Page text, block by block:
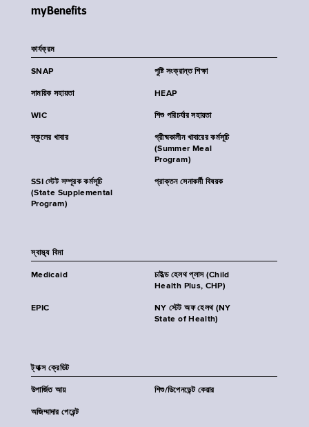
myBenefits
কার্যক্রম
SNAP পুষ্টি সংক্রান্ত শিক্ষা
সাময়িক সহায়তা HEAP
WIC শিশু পরিচর্যার সহায়তা
স্কুলের খাবার
গ্রীষ্মকালীন খাবারের কর্মসূচি
(Summer Meal
Program)
SSI স্টেট সম্পূরক কর্মসূচি
(State Supplemental
Program)
প্রাক্তন সেনাকর্মী বিষয়ক
স্বাস্থ্য বিমা
Medicaid
চাইল্ড হেলথ প্লাস (Child
Health Plus, CHP)
EPIC
NY স্টেট অফ হেলথ (NY
State of Health)
ট্যাক্স ক্রেডিট
উপার্জিত আয় শিশু/ডিপেনডেন্ট কেয়ার
অজিম্মাদার পেরেন্ট